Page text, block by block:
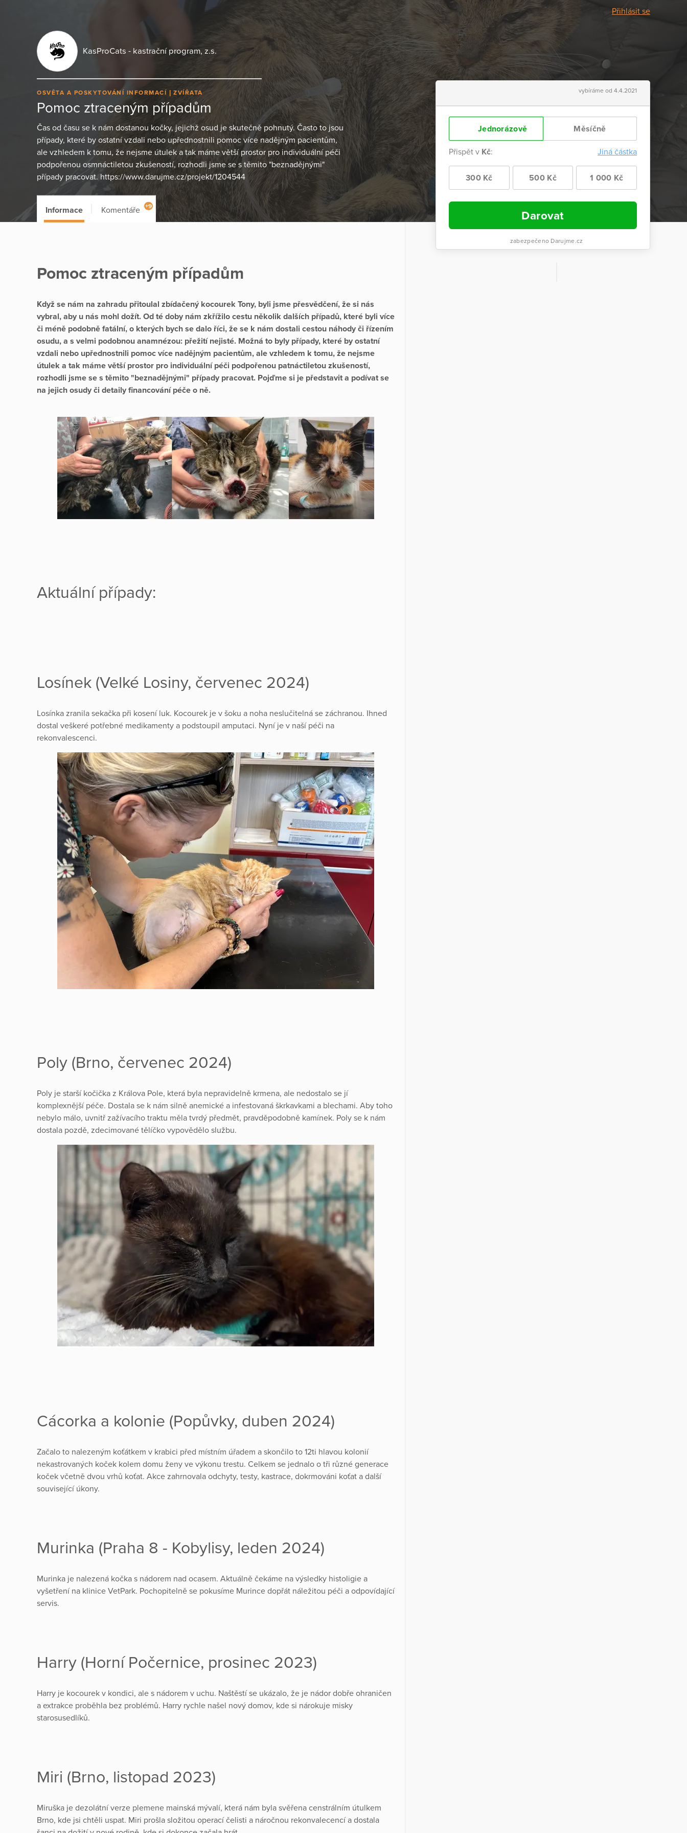
Přihlásit se
KasProCats - kastrační program, z.s.
OSVĚTA A POSKYTOVÁNÍ INFORMACÍ ZVÍŘATA
Pomoc ztraceným případům
Čas od času se k nám dostanou kočky, jejichž osud je skutečně pohnutý. Často to jsou
případy, které by ostatní vzdali nebo upřednostnili pomoc více nadějným pacientům,
ale vzhledem k tomu, že nejsme útulek a tak máme větší prostor pro individuální péči
podpořenou osmnáctiletou zkušeností, rozhodli jsme se s těmito "beznadějnými"
případy pracovat. https://www.darujme.cz/projekt/1204544
vybíráme od 4.4.2021
Jednorázově Měsíčně
Přispět v Kč: Jiná částka
300 Kč 500 Kč 1 000 Kč
Darovat
zabezpečeno Darujme.cz
Informace Komentáře +9
Pomoc ztraceným případům
Když se nám na zahradu přitoulal zbídačený kocourek Tony, byli jsme přesvědčení, že si nás
vybral, aby u nás mohl dožít. Od té doby nám zkřížilo cestu několik dalších případů, které byli více
či méně podobně fatální, o kterých bych se dalo říci, že se k nám dostali cestou náhody či řízením
osudu, a s velmi podobnou anamnézou: přežití nejisté. Možná to byly případy, které by ostatní
vzdali nebo upřednostnili pomoc více nadějným pacientům, ale vzhledem k tomu, že nejsme
útulek a tak máme větší prostor pro individuální péči podpořenou patnáctiletou zkušeností,
rozhodli jsme se s těmito "beznadějnými" případy pracovat. Pojďme si je představit a podívat se
na jejich osudy či detaily financování péče o ně.
Aktuální případy:
Losínek (Velké Losiny, červenec 2024)
Losínka zranila sekačka při kosení luk. Kocourek je v šoku a noha neslučitelná se záchranou. Ihned
dostal veškeré potřebné medikamenty a podstoupil amputaci. Nyní je v naší péči na
rekonvalescenci.
Poly (Brno, červenec 2024)
Poly je starší kočička z Králova Pole, která byla nepravidelně krmena, ale nedostalo se jí
komplexnější péče. Dostala se k nám silně anemické a infestovaná škrkavkami a blechami. Aby toho
nebylo málo, uvnitř zažívacího traktu měla tvrdý předmět, pravděpodobně kamínek. Poly se k nám
dostala pozdě, zdecimované tělíčko vypovědělo službu.
Cácorka a kolonie (Popůvky, duben 2024)
Začalo to nalezeným koťátkem v krabici před místním úřadem a skončilo to 12ti hlavou kolonií
nekastrovaných koček kolem domu ženy ve výkonu trestu. Celkem se jednalo o tři různé generace
koček včetně dvou vrhů koťat. Akce zahrnovala odchyty, testy, kastrace, dokrmováni koťat a další
související úkony.
Murinka (Praha 8 - Kobylisy, leden 2024)
Murinka je nalezená kočka s nádorem nad ocasem. Aktuálně čekáme na výsledky histoligie a
vyšetření na klinice VetPark. Pochopitelně se pokusíme Murince dopřát náležitou péči a odpovídající
servis.
Harry (Horní Počernice, prosinec 2023)
Harry je kocourek v kondici, ale s nádorem v uchu. Naštěstí se ukázalo, že je nádor dobře ohraničen
a extrakce proběhla bez problémů. Harry rychle našel nový domov, kde si nárokuje misky
starosusedlíků.
Miri (Brno, listopad 2023)
Miruška je dezolátní verze plemene mainská mývalí, která nám byla svěřena censtrálním útulkem
Brno, kde jsi chtěli uspat. Miri prošla složitou operací čelisti a náročnou rekonvalecencí a dostala